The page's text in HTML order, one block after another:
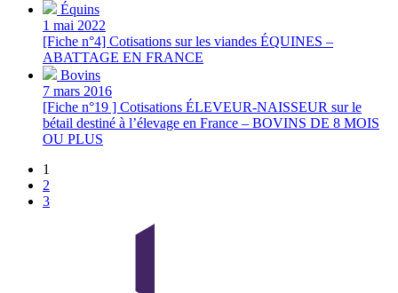
Équins
1 mai 2022
[Fiche n°4] Cotisations sur les viandes ÉQUINES –
ABATTAGE EN FRANCE
Bovins
7 mars 2016
[Fiche n°19 ] Cotisations ÉLEVEUR-NAISSEUR sur le
bétail destiné à l’élevage en France – BOVINS DE 8 MOIS
OU PLUS
1
2
3